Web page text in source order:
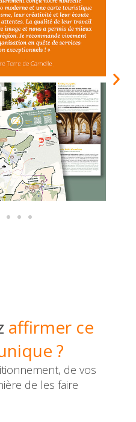
affirmer ce
?
de vos
de les faire